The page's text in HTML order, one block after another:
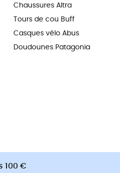
Chaussures Altra
Tours de cou Buff
Casques vélo Abus
Doudounes Patagonia
100 €